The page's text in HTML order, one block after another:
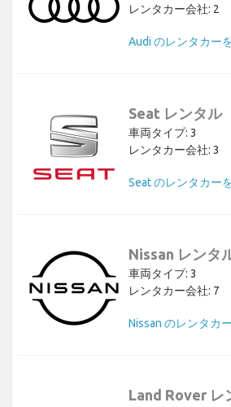
レンタカー会社: 2
Audi のレンタカー
Seat レンタル
車両タイプ: 3
レンタカー会社: 3
Seat のレンタカー
Nissan レンタ
車両タイプ: 3
レンタカー会社: 7
Nissan のレンタカ
Land Rover レ